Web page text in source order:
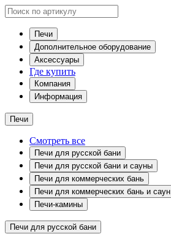
Печи
Дополнительное оборудование
Аксессуары
Где купить
Компания
Информация
Печи
Смотреть все
Печи для русской бани
Печи для русской бани и сауны
Печи для коммерческих бань
Печи для коммерческих бань и саун
Печи-камины
Печи для русской бани